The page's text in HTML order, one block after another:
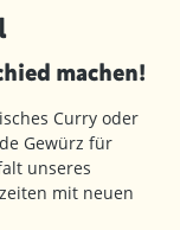
machen!
Curry oder
Gewürz für
unseres
mit neuen